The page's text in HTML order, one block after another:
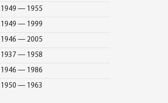
1949 — 1955
1949 — 1999
1946 — 2005
1937 — 1958
1946 — 1986
1950 — 1963